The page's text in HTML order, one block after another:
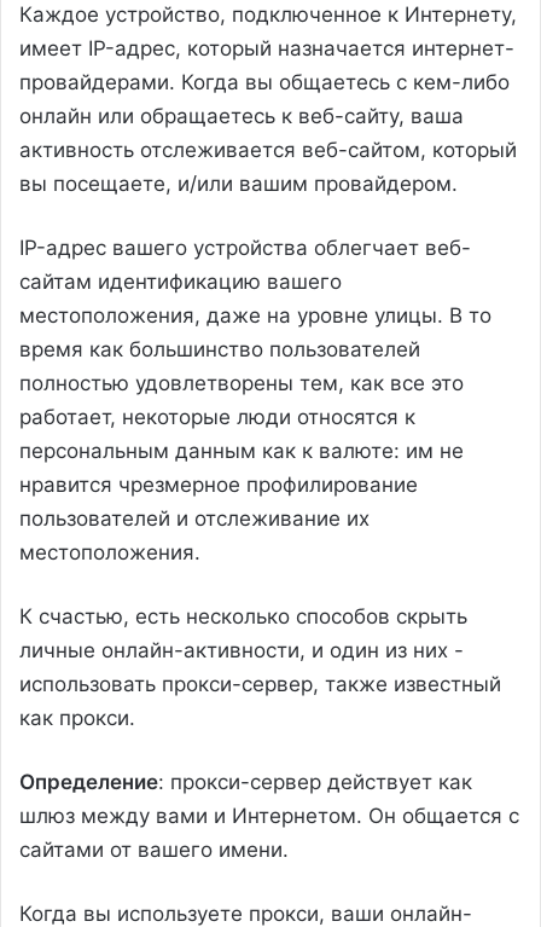
Каждое устройство, подключенное к Интернету,
имеет IP-адрес, который назначается интернет-
провайдерами. Когда вы общаетесь с кем-либо
онлайн или обращаетесь к веб-сайту, ваша
активность отслеживается веб-сайтом, который
вы посещаете, и/или вашим провайдером.
IP-адрес вашего устройства облегчает веб-
сайтам идентификацию вашего
местоположения, даже на уровне улицы. В то
время как большинство пользователей
полностью удовлетворены тем, как все это
работает, некоторые люди относятся к
персональным данным как к валюте: им не
нравится чрезмерное профилирование
пользователей и отслеживание их
местоположения.
К счастью, есть несколько способов скрыть
личные онлайн-активности, и один из них -
использовать прокси-сервер, также известный
как прокси.
Определение: прокси-сервер действует как
шлюз между вами и Интернетом. Он общается с
сайтами от вашего имени.
Когда вы используете прокси, ваши онлайн-